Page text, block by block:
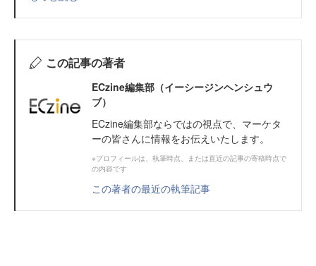
この記事の著者
ECzine編集部（イーシージンヘンシュウ
ブ）
ECzine編集部ならではの視点で、マーケタ
ーの皆さんに情報をお伝えいたします。
※プロフィールは、執筆時点、または直近の記事の寄稿時点で
の内容です
この著者の最近の執筆記事